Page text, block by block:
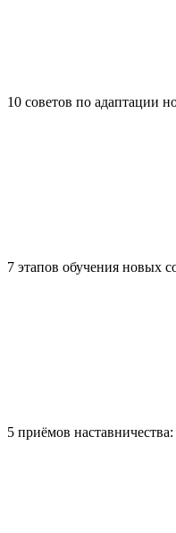
10 советов по адаптации
7 этапов обучения новых
5 приёмов